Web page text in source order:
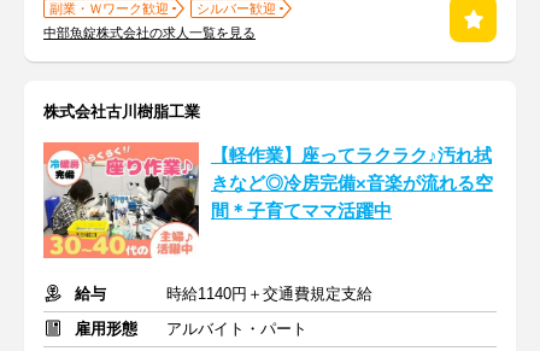
副業・Ｗワーク歓迎
シルバー歓迎
中部魚錠株式会社の求人一覧を見る
株式会社古川樹脂工業
【軽作業】座ってラクラク♪汚れ拭
きなど◎冷房完備×音楽が流れる空
間＊子育てママ活躍中
給与
時給1140円＋交通費規定支給
雇用形態
アルバイト・パート